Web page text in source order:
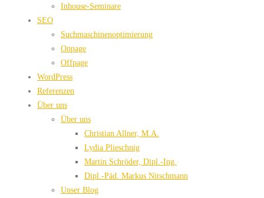
Inhouse-Seminare
SEO
Suchmaschinenoptimierung
Onpage
Offpage
WordPress
Referenzen
Über uns
Über uns
Christian Allner, M.A.
Lydia Plieschnig
Martin Schröder, Dipl.-Ing.
Dipl.-Päd. Markus Nitschmann
Unser Blog